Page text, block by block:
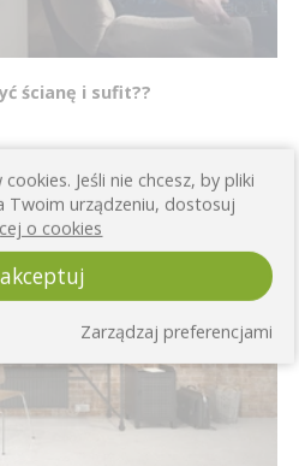
ścianę i sufit??
Jeśli nie chcesz, by pliki
Twoim urządzeniu, dostosuj
o cookies
Zarządzaj preferencjami